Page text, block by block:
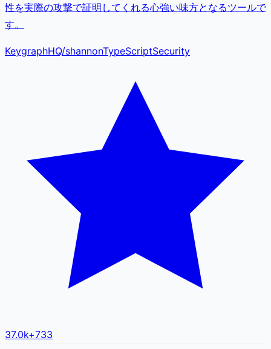
性を実際の攻撃で証明してくれる心強い味方となるツールで
す。
KeygraphHQ/shannonTypeScriptSecurity
37.0k+733